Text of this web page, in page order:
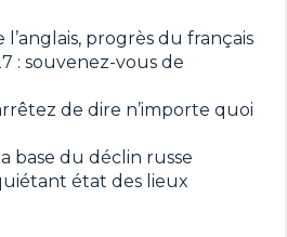
l’anglais, progrès du français
: souvenez-vous de
de dire n’importe quoi
base du déclin russe
état des lieux